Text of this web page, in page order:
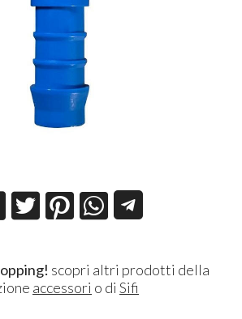
scopri altri prodotti della
accessori o di Sifi